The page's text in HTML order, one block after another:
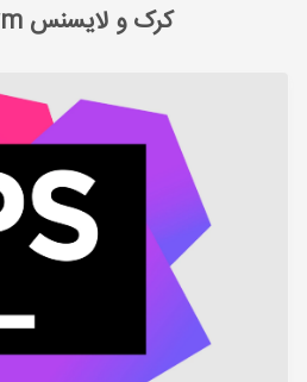
کرک و لایسنس phpstorm